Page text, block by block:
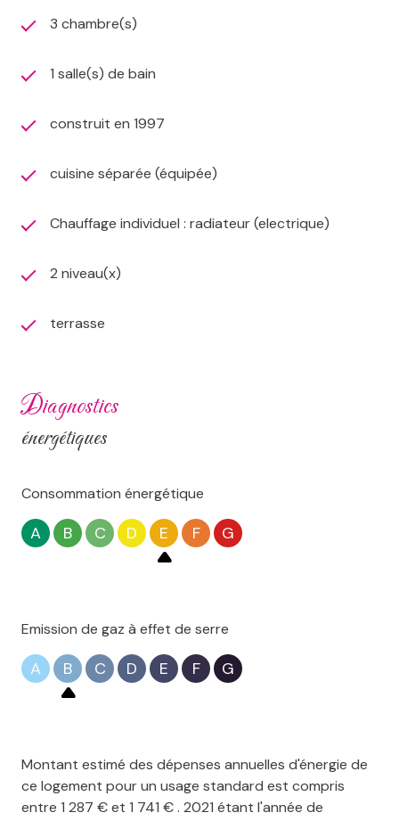
3 chambre(s)
1 salle(s) de bain
construit en 1997
cuisine séparée (équipée)
Chauffage individuel : radiateur (electrique)
2 niveau(x)
terrasse
diagnostics
énergétiques
Consommation énergétique
A B C D E F G
Emission de gaz à effet de serre
A B C D E F G
Montant estimé des dépenses annuelles d'énergie de
ce logement pour un usage standard est compris
entre 1 287 € et 1 741 € . 2021 étant l'année de